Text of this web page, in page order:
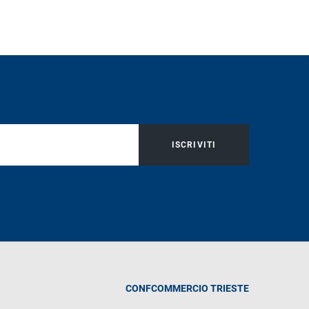
ISCRIVITI
CONFCOMMERCIO TRIESTE